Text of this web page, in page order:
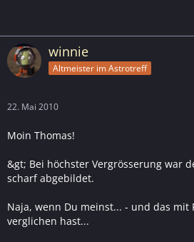
winnie
Altmeister im Astrotreff
22. Mai 2010
Moin Thomas!
&gt; Bei höchster Vergrösserung war
scharf abgebildet.
Naja, wenn Du meinst... - und das mit
verglichen hast...